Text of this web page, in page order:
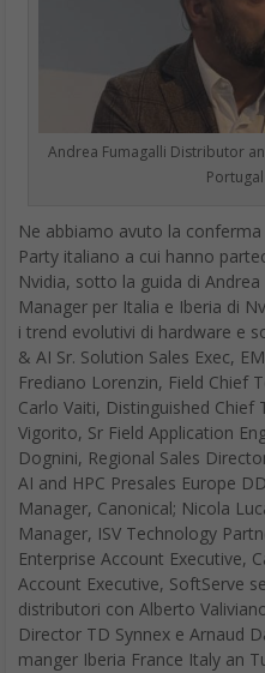
Andrea Fumagalli Distributor
Ne abbiamo avuto la
Party italiano a cui hanno
Nvidia, sotto la guida di
Manager per Italia e Iberia di
i trend evolutivi di hardware e
& AI Sr. Solution Sales Exec,
Frediano Lorenzin, Field Chief
Carlo Vaiti, Distinguished Chief
Vigorito, Sr Field Application
Dognini, Regional Sales
AI and HPC Presales Europe
Manager, Canonical; Nicola
Manager, ISV Technology
Enterprise Account Executive,
Account Executive, SoftServe
distributori con Alberto
Director TD Synnex e Arnaud
manger Iberia France Italy an